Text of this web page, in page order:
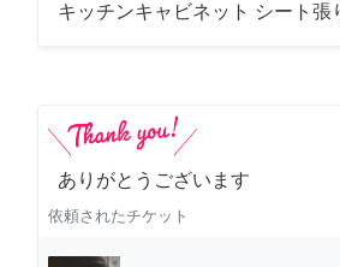
キッチンキャビネット シート張
ありがとうございます
依頼されたチケット